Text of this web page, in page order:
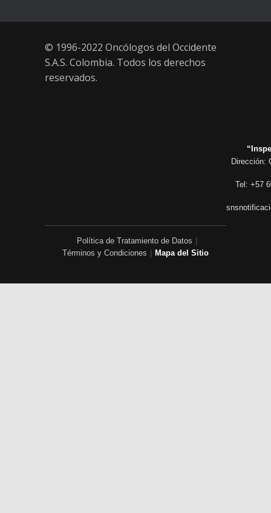
© 1996-2022 Oncólogos del Occidente
S.A.S. Colombia. Todos los derechos
reservados.
Dirección:
Tel: +57
Política de Tratamiento de Datos
Términos y Condiciones
Mapa del Sitio